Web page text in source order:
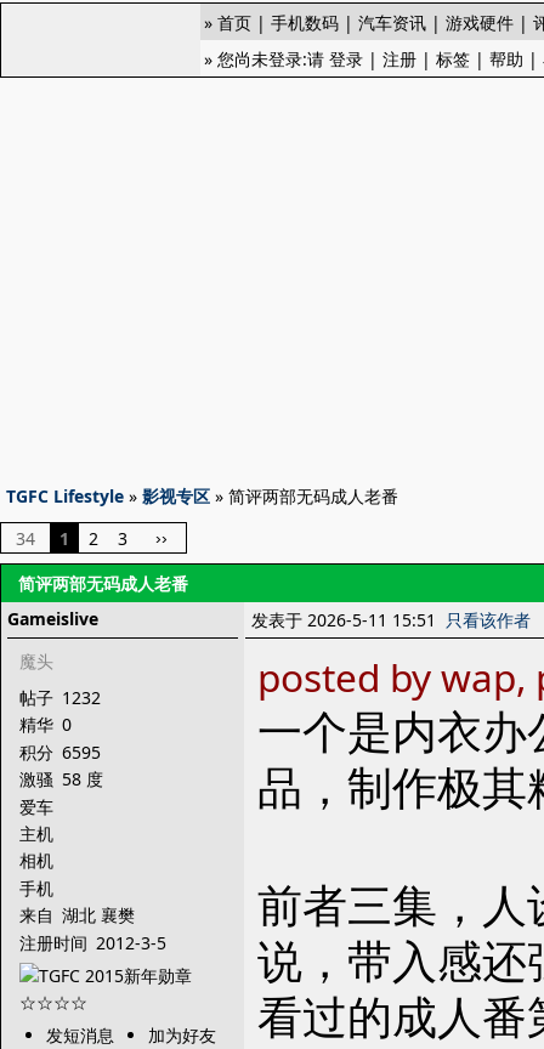
» 首页 | 手机数码 | 汽车资讯 | 游戏硬件 |
» 您尚未登录:请 登录 | 注册 | 标签 | 帮助 |
TGFC Lifestyle » 影视专区 » 简评两部无码成人老番
34
1 2 3 ››
简评两部无码成人老番
Gameislive
魔头
帖子 1232
精华 0
积分 6595
激骚 58 度
爱车
主机
相机
手机
来自 湖北 襄樊
注册时间 2012-3-5
发短消息
加为好友
发表于 2026-5-11 15:51 只看该作者
posted by
一个是内衣
品，制作极其
前者三集，
说，带入感
看过的成人番